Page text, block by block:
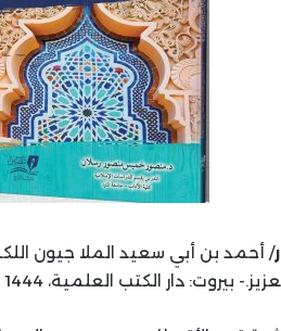
بيروت: دار الكتب العلمية، 1444 هـ، 2023 م، 2 مج.